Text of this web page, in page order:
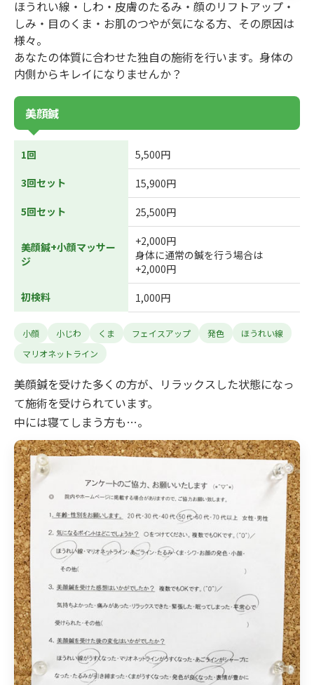
ほうれい線・しわ・皮膚のたるみ・顔のリフトアップ・
しみ・目のくま・お肌のつやが気になる方、その原因は
様々。
あなたの体質に合わせた独自の施術を行います。身体の
内側からキレイになりませんか？
美顔鍼
1回
5,500円
3回セット
15,900円
5回セット
25,500円
美顔鍼+小顔マッサー
ジ
+2,000円
身体に通常の鍼を行う場合は
+2,000円
初検料
1,000円
小顔 小じわ くま フェイスアップ 発色
ほうれい線
マリオネットライン
美顔鍼を受けた多くの方が、リラックスした状態になっ
て施術を受けられています。
中には寝てしまう方も…。